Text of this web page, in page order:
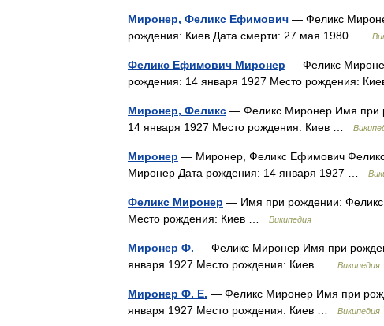
Миронер, Феликс Ефимович — Феликс
рождения: Киев Дата смерти: 27 мая 1980 …
Феликс Ефимович Миронер — Феликс
рождения: 14 января 1927 Место рождения:
Миронер, Феликс — Феликс Миронер Имя при
14 января 1927 Место рождения: Киев …
Миронер — Миронер, Феликс Ефимович
Миронер Дата рождения: 14 января 1927 …
Феликс Миронер — Имя при рождении:
Место рождения: Киев …
Википедия
Миронер Ф. — Феликс Миронер Имя при
января 1927 Место рождения: Киев …
Википедия
Миронер Ф. Е. — Феликс Миронер Имя при
января 1927 Место рождения: Киев …
Википедия